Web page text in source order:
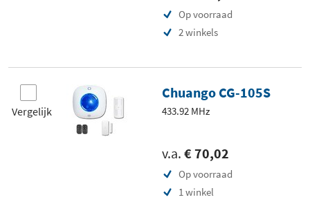
Op voorraad
2 winkels
Vergelijk
Chuango CG-105S
433.92 MHz
v.a. € 70,02
Op voorraad
1 winkel